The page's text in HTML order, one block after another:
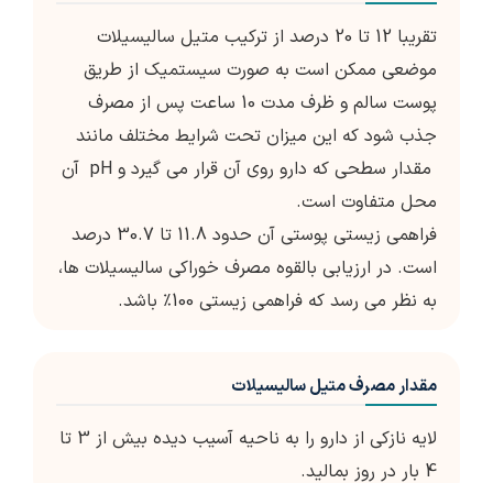
تقریبا 12 تا 20 درصد از ترکیب متیل سالیسیلات
موضعی ممکن است به صورت سیستمیک از طریق
پوست سالم و ظرف مدت 10 ساعت پس از مصرف
جذب شود که این میزان تحت شرایط مختلف مانند
مقدار سطحی که دارو روی آن قرار می گیرد و pH آن
محل متفاوت است.
فراهمی زیستی پوستی آن حدود 11.8 تا 30.7 درصد
است. در ارزیابی بالقوه مصرف خوراکی سالیسیلات ها،
به نظر می رسد که فراهمی زیستی 100٪ باشد.
مقدار مصرف متیل سالیسیلات
لایه نازکی از دارو را به ناحیه آسیب دیده بیش از 3 تا
4 بار در روز بمالید.